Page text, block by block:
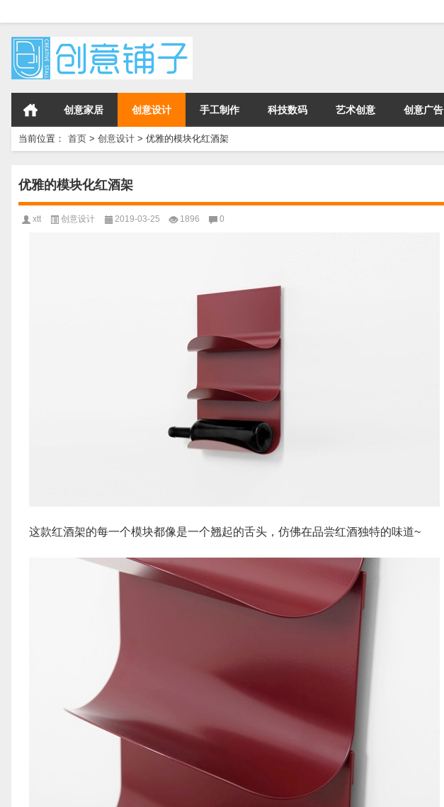
创意家居 创意设计 手工制作 科技数码 艺术创意 创意广告
当前位置： 首页 > 创意设计 > 优雅的模块化红酒架
优雅的模块化红酒架
xtt 创意设计 2019-03-25 1896 0
这款红酒架的每一个模块都像是一个翘起的舌头，仿佛在品尝红酒独特的味道~